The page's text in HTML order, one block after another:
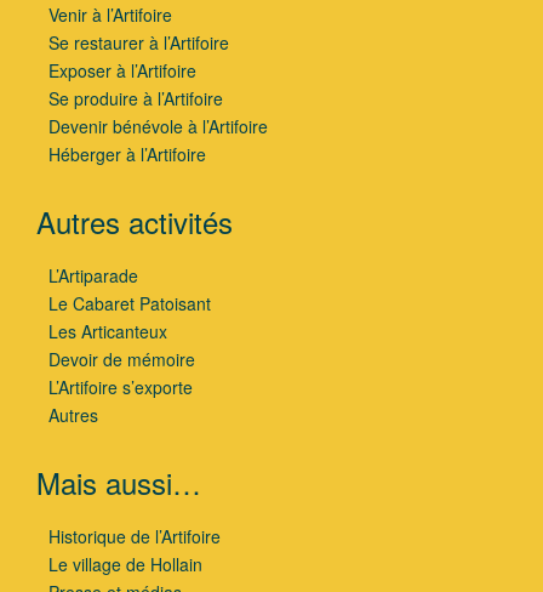
Venir à l’Artifoire
Se restaurer à l’Artifoire
Exposer à l’Artifoire
Se produire à l’Artifoire
Devenir bénévole à l’Artifoire
Héberger à l’Artifoire
Autres activités
L’Artiparade
Le Cabaret Patoisant
Les Articanteux
Devoir de mémoire
L’Artifoire s’exporte
Autres
Mais aussi…
Historique de l’Artifoire
Le village de Hollain